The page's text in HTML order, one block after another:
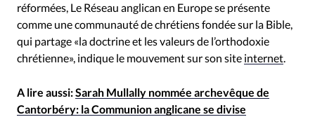
réformées, Le Réseau anglican en Europe se présente
comme une communauté de chrétiens fondée sur la Bible,
qui partage «la doctrine et les valeurs de l’orthodoxie
chrétienne», indique le mouvement sur son site internet.
A lire aussi:Sarah Mullally nommée archevêque de
Cantorbéry: la Communion anglicane se divise